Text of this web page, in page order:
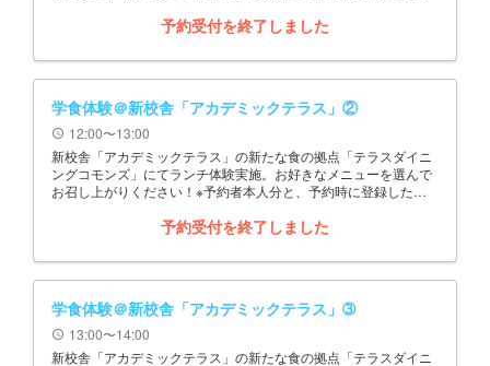
予約受付を終了しました
学食体験＠新校舎「アカデミックテラス」②
schedule 12:00〜13:00
新校舎「アカデミックテラス」の新たな食の拠点「テラスダイニ
ングコモンズ」にてランチ体験実施。お好きなメニューを選んで
お召し上がりください！※予約者本人分と、予約時に登録した同
予約受付を終了しました
学食体験＠新校舎「アカデミックテラス」➂
schedule 13:00〜14:00
新校舎「アカデミックテラス」の新たな食の拠点「テラスダイニ